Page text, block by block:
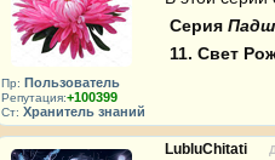
Пр: Пользователь
Репутация:+100399
Ст: Хранитель знаний
Серия
11. Свет
LubluChitati